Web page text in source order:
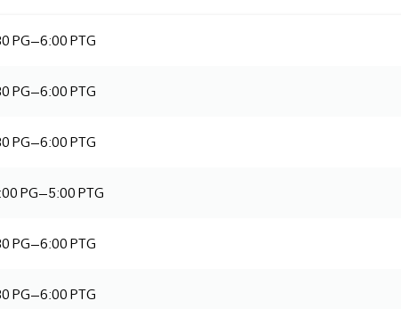
PG–6:00 PTG
PG–6:00 PTG
PG–6:00 PTG
PG–5:00 PTG
PG–6:00 PTG
PG–6:00 PTG